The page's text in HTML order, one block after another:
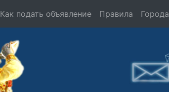
Как подать объявление Правила Города